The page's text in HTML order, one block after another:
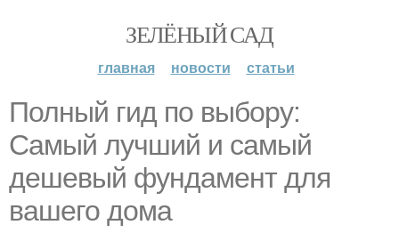
ЗЕЛЁНЫЙ САД
главная новости статьи
Полный гид по выбору:
Самый лучший и самый
дешевый фундамент для
вашего дома